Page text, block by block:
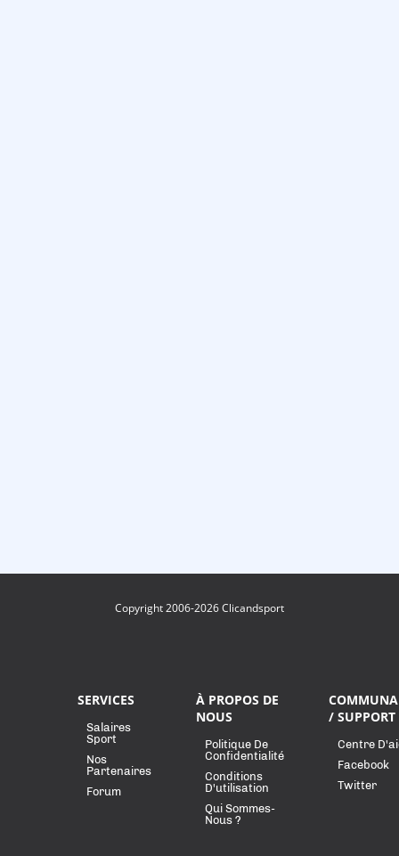
Copyright 2006-2026 Clicandsport
SERVICES
Salaires
Sport
Nos
Partenaires
Forum
À PROPOS DE
NOUS
Politique De
Confidentialité
Conditions
D'utilisation
Qui Sommes-
Nous ?
/ SUPPORT
Centre
Facebook
Twitter